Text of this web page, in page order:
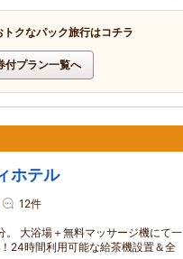
クなパック旅行はコチラ
付プラン一覧へ
ホテル
12件
。 大浴場＋無料マッサージ機にて一
24時間利用可能な給茶機設置＆全